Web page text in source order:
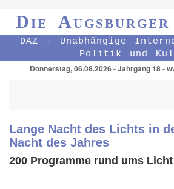
Die
DAZ - Unabhängige
Politik und
Donnerstag, 06.08.2026 - Jahrgang 18 -
Lange Nacht des Lichts in
Nacht des Jahres
200 Programme rund ums